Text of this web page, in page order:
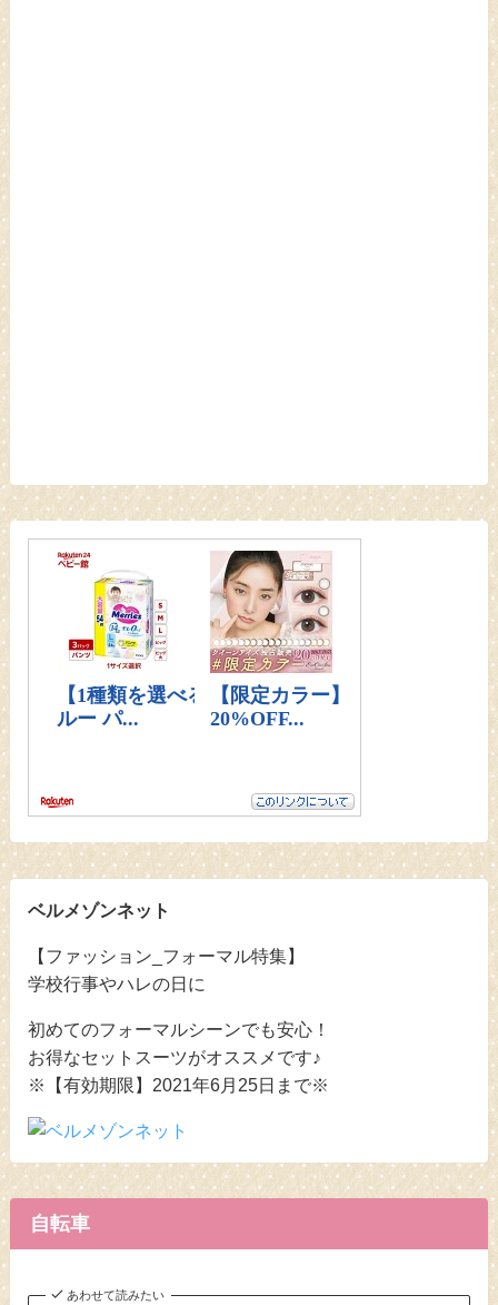
ベルメゾンネット
【ファッション_フォーマル特集】
学校行事やハレの日に
初めてのフォーマルシーンでも安心！
お得なセットスーツがオススメです♪
※【有効期限】2021年6月25日まで※
自転車
あわせて読みたい